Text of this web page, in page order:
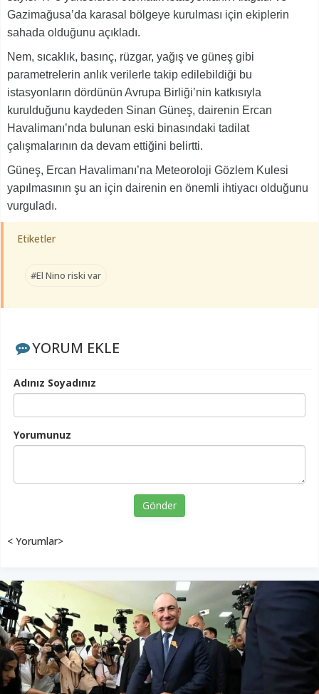
Gazimağusa’da karasal bölgeye kurulması için ekiplerin
sahada olduğunu açıkladı.
Nem, sıcaklık, basınç, rüzgar, yağış ve güneş gibi
parametrelerin anlık verilerle takip edilebildiği bu
istasyonların dördünün Avrupa Birliği’nin katkısıyla
kurulduğunu kaydeden Sinan Güneş, dairenin Ercan
Havalimanı’nda bulunan eski binasındaki tadilat
çalışmalarının da devam ettiğini belirtti.
Güneş, Ercan Havalimanı’na Meteoroloji Gözlem Kulesi
yapılmasının şu an için dairenin en önemli ihtiyacı olduğunu
vurguladı.
Etiketler
#El Nino riski var
YORUM EKLE
Adınız Soyadınız
Yorumunuz
Gönder
< Yorumlar>